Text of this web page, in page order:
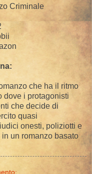
Criminale
che ha il ritmo
dove i protagonisti
che decide di
quasi
onesti, poliziotti e
un romanzo basato